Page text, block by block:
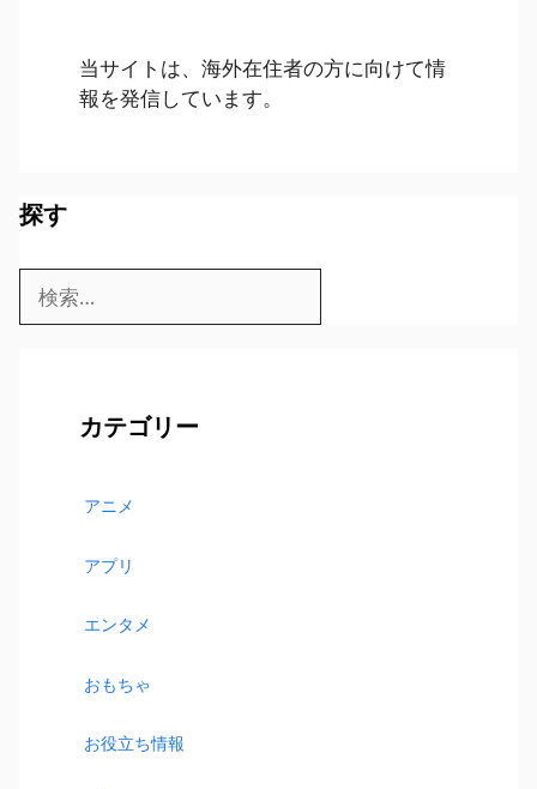
当サイトは、海外在住者の方に向けて情
報を発信しています。
探す
索:
カテゴリー
アニメ
アプリ
エンタメ
おもちゃ
お役立ち情報